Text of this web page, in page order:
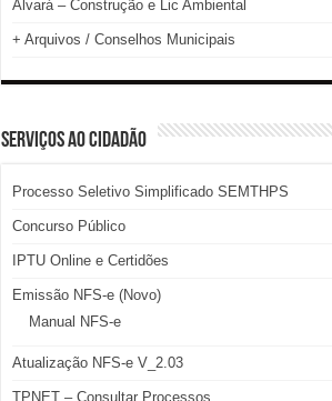
Alvará – Construção e Lic Ambiental
+ Arquivos / Conselhos Municipais
SERVIÇOS AO CIDADÃO
Processo Seletivo Simplificado SEMTHPS
Concurso Público
IPTU Online e Certidões
Emissão NFS-e (Novo)
Manual NFS-e
Atualização NFS-e V_2.03
TPNET – Consultar Processos